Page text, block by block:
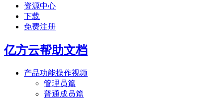
资源中心
下载
免费注册
亿方云帮助文档
产品功能操作视频
管理员篇
普通成员篇